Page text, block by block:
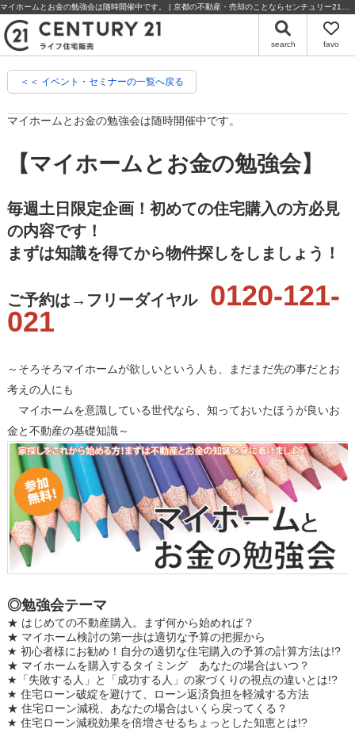
search favo
＜＜ イベント・セミナーの一覧へ戻る
マイホームとお金の勉強会は随時開催中です。
【マイホームとお金の勉強会】
毎週土日限定企画！初めての住宅購入の方必見
の内容です！
まずは知識を得てから物件探しをしましょう！
ご予約は→フリーダイヤル
0120-121-
021
～そろそろマイホームが欲しいという人も、まだまだ先の事だとお
考えの人にも
マイホームを意識している世代なら、知っておいたほうが良いお
金と不動産の基礎知識～
◎勉強会テーマ
★ はじめての不動産購入。まず何から始めれば？
★ マイホーム検討の第一歩は適切な予算の把握から
★ 初心者様にお勧め！自分の適切な住宅購入の予算の計算方法は!?
★ マイホームを購入するタイミング あなたの場合はいつ？
★「失敗する人」と「成功する人」の家づくりの視点の違いとは!?
★ 住宅ローン破綻を避けて、ローン返済負担を軽減する方法
★ 住宅ローン減税、あなたの場合はいくら戻ってくる？
★ 住宅ローン減税効果を倍増させるちょっとした知恵とは!?